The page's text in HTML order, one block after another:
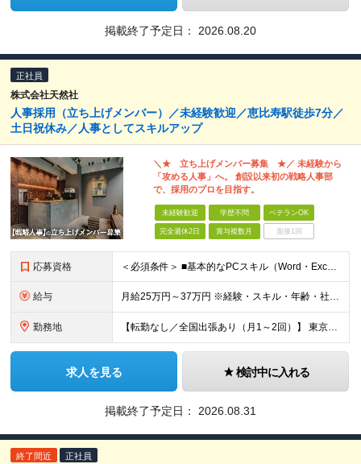
掲載終了予定日： 2026.08.20
正社員
株式会社天然社
人事採用（立ち上げメンバー）／未経験歓迎／恵比寿駅徒歩7分／
土日祝休み／人事としてスキルアップ
＼★ 立ち上げメンバー募集 ★／ 未経験から
「攻める人事」へ。 創設以来初の戦略人事部
で、採用のプロを目指す。
未経験歓迎 学歴不問 ベテランOK
完全週休2日 賞与複数月 面接1回
応募資格 ＜必須条件＞ ■基本的なPCスキル（Word・Excel・PowerPointの基本操作ができる方） ※人事・採用の経験は問いません。学歴も不問です。 ＜こんな方を歓迎します＞ ●人と話すこと、人と
給与 月給25万円～37万円 ※経験・スキル・年齢・社会人経験などを考慮のうえ、決定します。 ※上記には固定残業代（月33,400～69,600円／20～30時間分）を含み、超過分は別途支給します。 ※固定
勤務地 【転勤なし／全国出張あり（月1～2回）】 東京都目黒区三田1-11-1 ※(変更の範囲)上記を除く当社関連勤務地
求人を見る 検討中に入れる
掲載終了予定日： 2026.08.31
終了間近 正社員